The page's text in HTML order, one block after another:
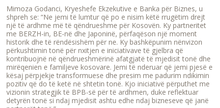
Mimoza Godanci, Kryeshefe Ekzekutive e Banka për Biznes, u
shpreh se: “Ne jemi të lumtur që po e nisim këtë rrugëtim drejt
një të ardhme më të qëndrueshme për Kosovën. Ky partneritet
me BERZH-in, BE-në dhe Japoninë, përfaqëson një moment
historik dhe të rëndësishëm për ne. Ky bashkëpunim nënvizon
përkushtimin tonë për nxitjen e iniciativave të gjelbra që
kontribuojnë në qëndrueshmërinë afatgjatë të mjedisit tonë dhe
mirëqenien e familjeve kosovare. Jemi të nderuar që jemi pjesë e
kësaj përpjekje transformuese dhe presim me padurim ndikimin
pozitiv që do të ketë në shtetin tonë. Kjo iniciativë përputhet me
vizionin strategjik të BPB-së për të ardhmen, duke reflektuar
detyrën tonë si ndaj mjedisit ashtu edhe ndaj bizneseve që janë